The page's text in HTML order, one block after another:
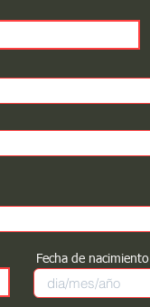
Fecha de nacimiento